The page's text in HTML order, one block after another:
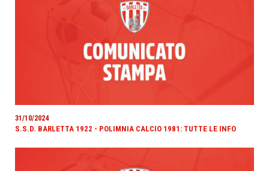
31/10/2024
S.S.D. BARLETTA 1922 - POLIMNIA CALCIO 1981: TUTTE LE INFO